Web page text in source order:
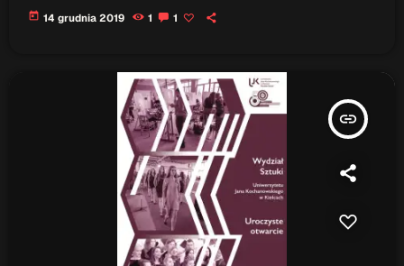
today 14 grudnia 2019 1 1
insert_link